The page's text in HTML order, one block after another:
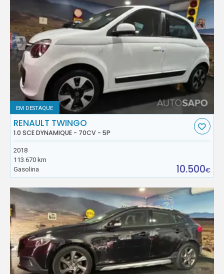
EM DESTAQUE
RENAULT TWINGO
1.0 SCE DYNAMIQUE - 70CV - 5P
2018
113.670 km
Gasolina
10.500€